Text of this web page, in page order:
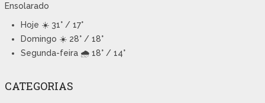
Ensolarado
Hoje ☀️ 31° / 17°
Domingo ☀️ 28° / 18°
Segunda-feira 🌧️ 18° / 14°
CATEGORIAS